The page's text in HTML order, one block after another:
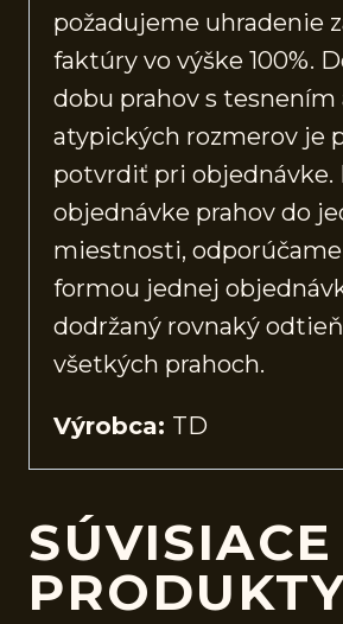
požadujeme uhradenie
faktúry vo výške 100%.
dobu prahov s tesnením
atypických rozmerov je
potvrdiť pri objednávke.
objednávke prahov do
miestnosti,
formou jednej
dodržaný rovnaký
všetkých prahoch.
Výrobca: TD
SÚVISIACE